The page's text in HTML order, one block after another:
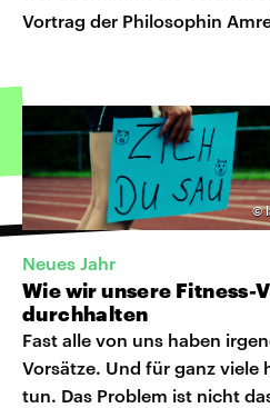
Vortrag der Philosophin
©
Neues Jahr
Wie wir unsere Fitness-
durchhalten
Fast alle von uns haben
Vorsätze. Und für ganz viele
tun. Das Problem ist nicht